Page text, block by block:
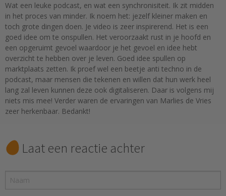
Wat een leuke podcast, en wat een synchronisiteit. Ik zit midden
in het proces van minder. Ik noem het: jezelf kleiner maken en
toch grote dingen doen. Je video is zeer inspirerend. Het is een
goed idee om te onspullen. Het veroorzaakt rust in je hoofd en
een opgeruimt gevoel waardoor je het gevoel en idee hebt
overzicht te hebben over je leven. Goed idee spullen op
marktplaats zetten. Ik proef wel een beetje anti techno in de
podcast, maar mensen die tekenen en willen dat hun werk heel
lang zal leven kunnen deze ook digitaliseren. Daar is volgens mij
niets mis mee! Verder waren de ervaringen van Marlies de Vries
zeer herkenbaar. Bedankt!
Laat een reactie achter